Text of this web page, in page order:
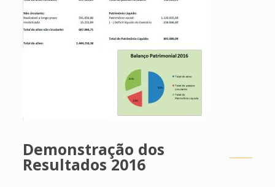
Demonstração dos
Resultados 2016